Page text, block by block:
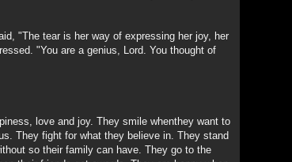
"The tear is her way of expressing her joy, her
"You are a genius, Lord. You thought of
love and joy. They smile whenthey want to
They fight for what they believe in. They stand
so their family can have. They go to the